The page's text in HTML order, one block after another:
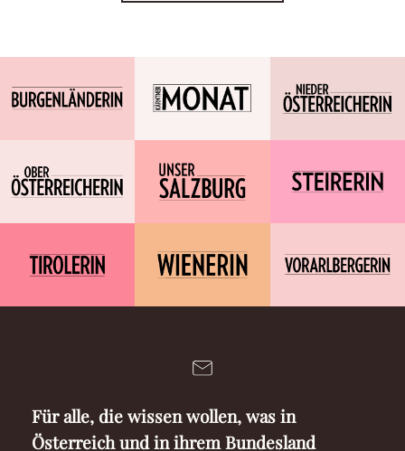
Für alle, die wissen wollen, was in
Österreich und in ihrem Bundesland